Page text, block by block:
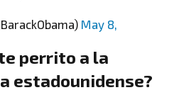
May 8,
perrito a la
estadounidense?